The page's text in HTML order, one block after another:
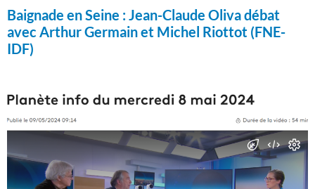
Baignade en Seine :Jean-Claude Oliva débat
avec Arthur Germain et Michel Riottot (FNE-
IDF)